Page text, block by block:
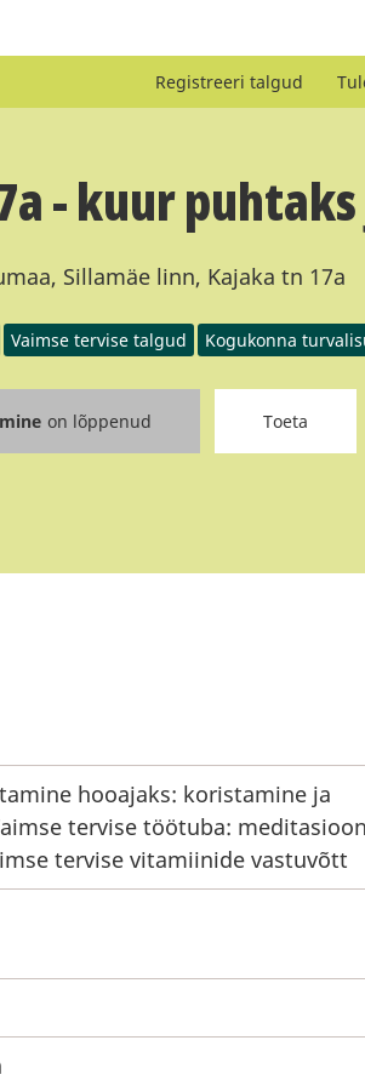
Registreeri talgud
- kuur
Sillamäe linn, Kajaka tn 17a
Vaimse tervise talgud Kogukonna
on lõppenud Toeta
hooajaks: koristamine ja
tervise töötuba:
tervise vitamiinide vastuvõtt